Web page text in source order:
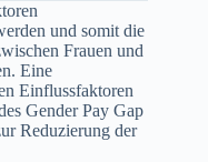
und somit die
Frauen und
Eine
Einflussfaktoren
Gender Pay Gap
Reduzierung der